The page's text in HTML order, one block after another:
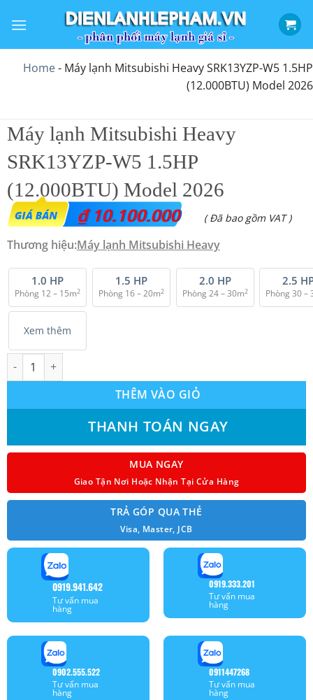
qua
dungHome- Máy lạnh Mitsubishi Heavy SRK13YZP-W5 1.5HP
(12.000BTU) Model 2026
Máy lạnh Mitsubishi Heavy
SRK13YZP-W5 1.5HP
(12.000BTU) Model 2026
₫10.100.000 ( Đã bao gồm VAT )
Thương hiệu:Máy lạnh Mitsubishi Heavy
1.0 HP
Phòng 12 – 15m2
1.5 HP
Phòng 16 – 20m2
2.0 HP
Phòng 24 – 30m2
2.5
Phòng 30 –
Xem thêm
Máy lạnh Mitsubishi Heavy SRK13YZP-W5 1.5HP (12.000BTU)
THÊM VÀO GIỎ
THANH TOÁN NGAY
MUA NGAY
Giao Tận Nơi Hoặc Nhận Tại Cửa Hàng
TRẢ GÓP QUA THẺ
Visa, Master, JCB
0919.941.642
Tư vấn mua
hàng
0919.333.201
Tư vấn mua
hàng
0902.555.522
Tư vấn mua
hàng
0911447268
Tư vấn mua
hàng